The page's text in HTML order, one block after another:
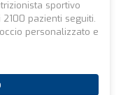
sportivo
pazienti seguiti.
personalizzato e